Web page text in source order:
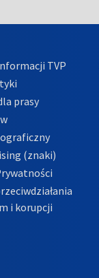
TVP
prasy
(znaki)
i korupcji